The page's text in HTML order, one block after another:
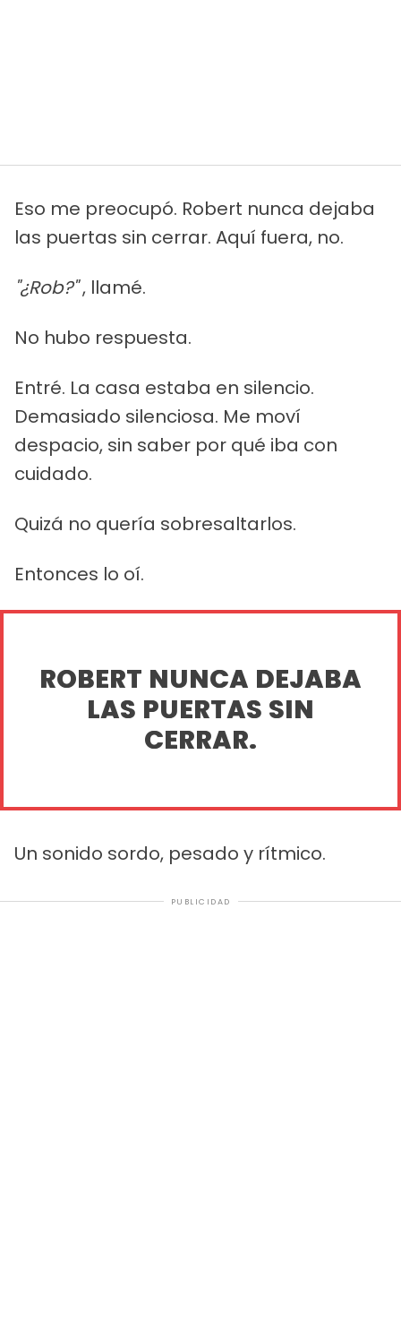
Eso me preocupó. Robert nunca dejaba
las puertas sin cerrar. Aquí fuera, no.
"¿Rob?", llamé.
No hubo respuesta.
Entré. La casa estaba en silencio.
Demasiado silenciosa. Me moví
despacio, sin saber por qué iba con
cuidado.
Quizá no quería sobresaltarlos.
Entonces lo oí.
ROBERT NUNCA DEJABA
LAS PUERTAS SIN
CERRAR.
Un sonido sordo, pesado y rítmico.
PUBLICIDAD